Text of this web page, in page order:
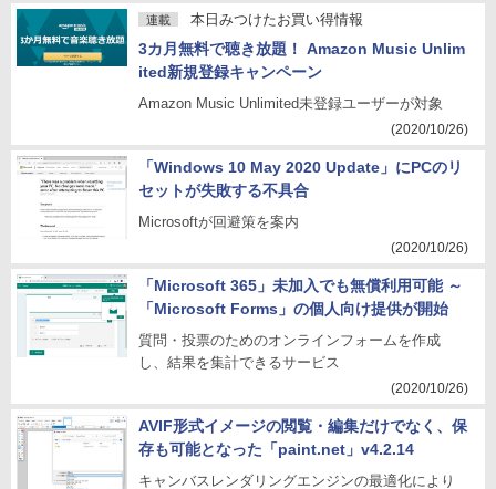
連載 本日みつけたお買い得情報
3カ月無料で聴き放題！ Amazon Music Unlim
ited新規登録キャンペーン
Amazon Music Unlimited未登録ユーザーが対象
(2020/10/26)
「Windows 10 May 2020 Update」にPCのリ
セットが失敗する不具合
Microsoftが回避策を案内
(2020/10/26)
「Microsoft 365」未加入でも無償利用可能 ～
「Microsoft Forms」の個人向け提供が開始
質問・投票のためのオンラインフォームを作成
し、結果を集計できるサービス
(2020/10/26)
AVIF形式イメージの閲覧・編集だけでなく、保
存も可能となった「paint.net」v4.2.14
キャンバスレンダリングエンジンの最適化により